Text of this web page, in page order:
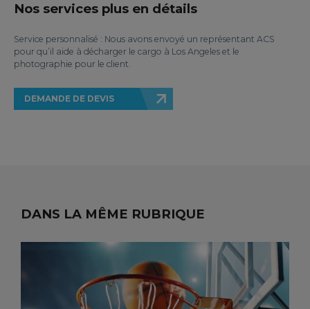
Nos services plus en détails
Service personnalisé : Nous avons envoyé un représentant ACS
pour qu’il aide à décharger le cargo à Los Angeles et le
photographie pour le client.
DEMANDE DE DEVIS
DANS LA MÊME RUBRIQUE